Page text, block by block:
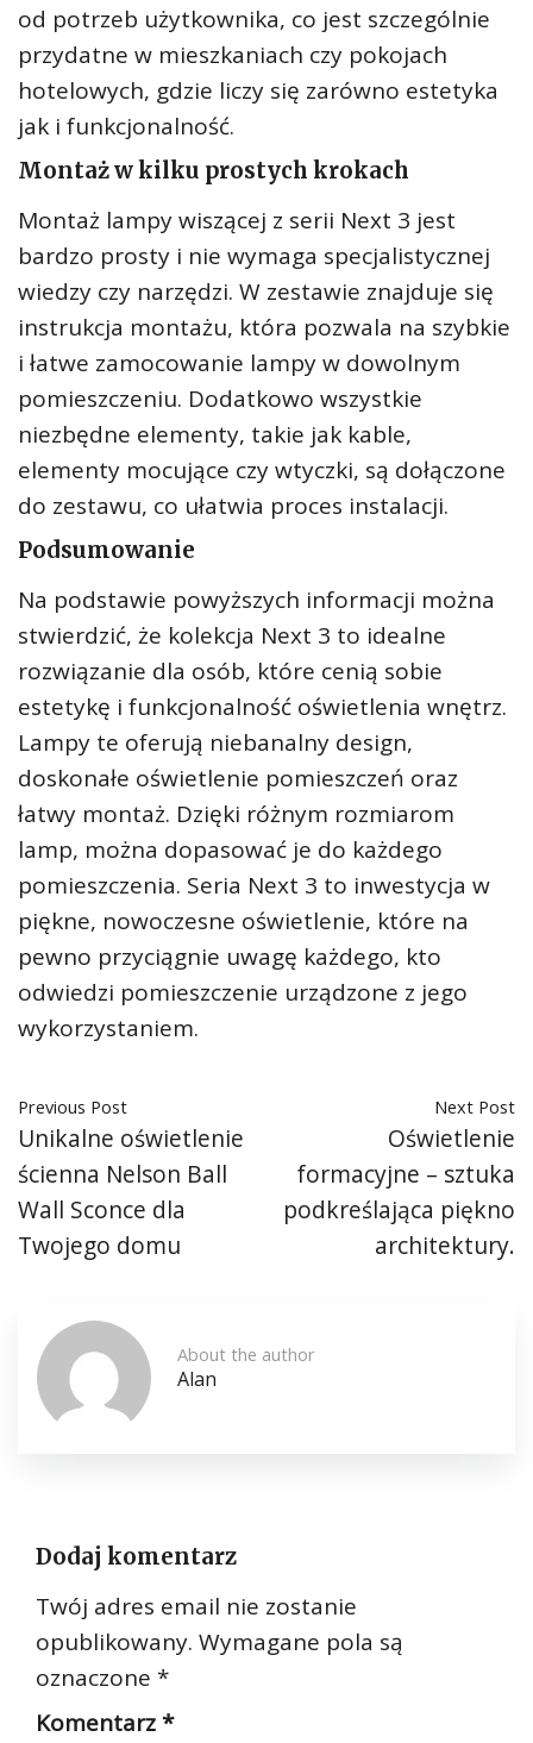
od potrzeb użytkownika, co jest szczególnie
przydatne w mieszkaniach czy pokojach
hotelowych, gdzie liczy się zarówno estetyka
jak i funkcjonalność.
Montaż w kilku prostych krokach
Montaż lampy wiszącej z serii Next 3 jest
bardzo prosty i nie wymaga specjalistycznej
wiedzy czy narzędzi. W zestawie znajduje się
instrukcja montażu, która pozwala na szybkie
i łatwe zamocowanie lampy w dowolnym
pomieszczeniu. Dodatkowo wszystkie
niezbędne elementy, takie jak kable,
elementy mocujące czy wtyczki, są dołączone
do zestawu, co ułatwia proces instalacji.
Podsumowanie
Na podstawie powyższych informacji można
stwierdzić, że kolekcja Next 3 to idealne
rozwiązanie dla osób, które cenią sobie
estetykę i funkcjonalność oświetlenia wnętrz.
Lampy te oferują niebanalny design,
doskonałe oświetlenie pomieszczeń oraz
łatwy montaż. Dzięki różnym rozmiarom
lamp, można dopasować je do każdego
pomieszczenia. Seria Next 3 to inwestycja w
piękne, nowoczesne oświetlenie, które na
pewno przyciągnie uwagę każdego, kto
odwiedzi pomieszczenie urządzone z jego
wykorzystaniem.
Previous Post
Unikalne oświetlenie
ścienna Nelson Ball
Wall Sconce dla
Twojego domu
Next Post
Oświetlenie
formacyjne – sztuka
podkreślająca piękno
architektury.
About the author
Alan
Dodaj komentarz
Twój adres email nie zostanie
opublikowany. Wymagane pola są
oznaczone *
Komentarz*